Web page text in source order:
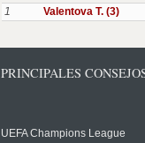
1
Valentova T. (3)
PRINCIPALES
UEFA Champions League